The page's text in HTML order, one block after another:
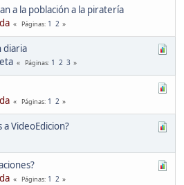
a la población a la piratería
Páginas 1 2
diaria
Páginas 1 2 3
Páginas 1 2
VideoEdicion?
Páginas 1 2